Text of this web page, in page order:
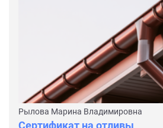
Рылова Марина Владимировна
Сертификат на отливы